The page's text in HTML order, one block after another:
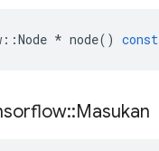
::Node * node() const
::Masukan